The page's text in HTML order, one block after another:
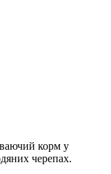
корм у
черепах.